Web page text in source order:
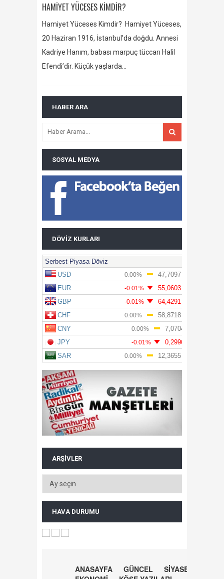
HAMİYET YÜCESES KİMDİR?
Hamiyet Yüceses Kimdir? Hamiyet Yüceses,
20 Haziran 1916, İstanbul’da doğdu. Annesi
Kadriye Hanım, babası marpuç tüccarı Halil
Efendi’dir. Küçük yaşlarda…
HABER ARA
SOSYAL MEDYA
DÖVIZ KURLARI
ARŞIVLER
HAVA DURUMU
ANASAYFA GÜNCEL
SİYASET